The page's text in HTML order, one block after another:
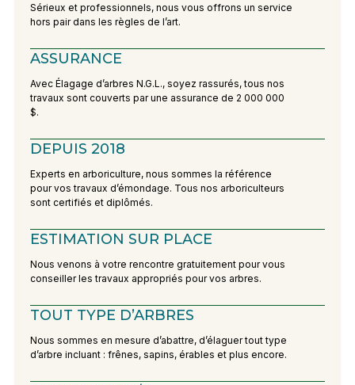
Sérieux et professionnels, nous vous offrons un service
hors pair dans les règles de l’art.
ASSURANCE
Avec Élagage d’arbres N.G.L., soyez rassurés, tous nos
travaux sont couverts par une assurance de 2 000 000
$.
DEPUIS 2018
Experts en arboriculture, nous sommes la référence
pour vos travaux d’émondage. Tous nos arboriculteurs
sont certifiés et diplômés.
ESTIMATION SUR PLACE
Nous venons à votre rencontre gratuitement pour vous
conseiller les travaux appropriés pour vos arbres.
TOUT TYPE D’ARBRES
Nous sommes en mesure d’abattre, d’élaguer tout type
d’arbre incluant : frênes, sapins, érables et plus encore.